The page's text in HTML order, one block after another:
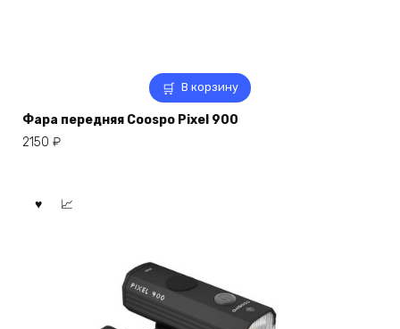
В корзину
Фара передняя Coospo Pixel 900
2150 ₽